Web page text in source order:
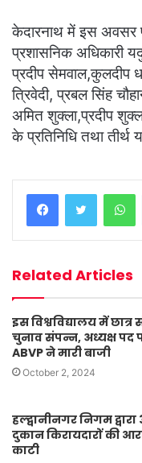
केदारनाथ में इस अवसर
प्रशासनिक अधिकारी
प्रदीप सेमवाल,‌कुलदीप
त्रिवेदी, प्रबल सिंह
अमित शुक्ला,प्रदीप
के प्रतिनिधि तथा तीर्थ
Related Articles
इस विश्वविद्यालय में छात्र
चुनाव संपन्न, अध्यक्ष पद
ABVP ने मारी बाजी
October 2, 2024
हल्द्वानीनगर निगम द्वारा
दुकान किरायदारों की
काटी